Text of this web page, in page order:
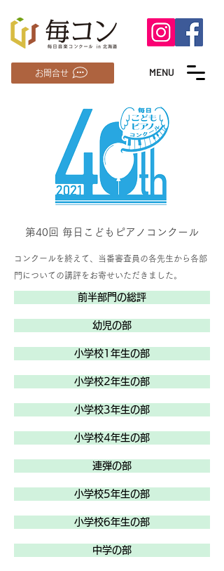
お問合せ MENU
第40回 毎日こどもピアノコンクール
コンクールを終えて、当番審査員の各先生から各部
門についての講評をお寄せいただきました。
前半部門の総評
幼児の部
小学校1年生の部
小学校2年生の部
小学校3年生の部
小学校4年生の部
連弾の部
小学校5年生の部
小学校6年生の部
中学の部